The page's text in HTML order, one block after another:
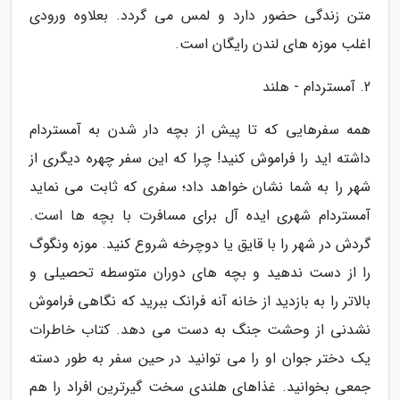
متن زندگی حضور دارد و لمس می گردد. بعلاوه ورودی
اغلب موزه های لندن رایگان است.
2. آمستردام - هلند
همه سفرهایی که تا پیش از بچه دار شدن به آمستردام
داشته اید را فراموش کنید! چرا که این سفر چهره دیگری از
شهر را به شما نشان خواهد داد؛ سفری که ثابت می نماید
آمستردام شهری ایده آل برای مسافرت با بچه ها است.
گردش در شهر را با قایق یا دوچرخه شروع کنید. موزه ونگوگ
را از دست ندهید و بچه های دوران متوسطه تحصیلی و
بالاتر را به بازدید از خانه آنه فرانک ببرید که نگاهی فراموش
نشدنی از وحشت جنگ به دست می دهد. کتاب خاطرات
یک دختر جوان او را می توانید در حین سفر به طور دسته
جمعی بخوانید. غذاهای هلندی سخت گیرترین افراد را هم